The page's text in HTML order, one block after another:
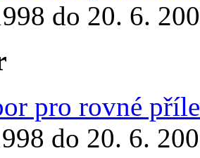
do 20. 6.
pro rovné
do 20. 6.